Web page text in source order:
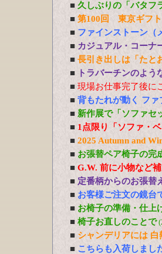
■ 久しぶりの「バタフ
■ 第100回 東京ギフ
■ ファインストーン（
■ カジュアル・コーナ
■ 長引き出しは「たと
■
トラバーチンのよ
■ 現場お仕事完了後に
■ 背もたれが動く フ
■ 新作展で「ソファセ
■ 1点限り「ソファ・
■ 2025 Autumn and
■ お張替ペア椅子の完
■ G.W. 前に小物など
■ 定番柄からのお張替
■ お客様ご注文の鏡台
■ お椅子の準備・仕上
■ 椅子お直しのことで
■ シャンデリアには
■ こちらも入荷しまし